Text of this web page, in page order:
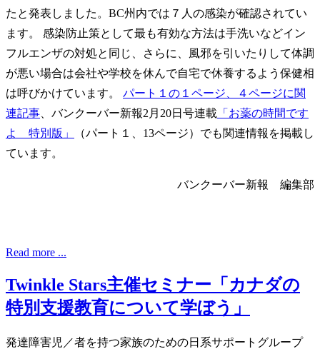
たと発表しました。BC州内では７人の感染が確認されてい
ます。 感染防止策として最も有効な方法は手洗いなどイン
フルエンザの対処と同じ、さらに、風邪を引いたりして体調
が悪い場合は会社や学校を休んで自宅で休養するよう保健相
は呼びかけています。 パート１の１ページ、４ページに関
連記事 、バンクーバー新報2月20日号連載 「お薬の時間です
よ 特別版」
（パート１、13ページ）でも関連情報を掲載し
ています。
バンクーバー新報 編集部
Read more ...
Twinkle Stars主催セミナー「カナダの
特別支援教育について学ぼう」
発達障害児／者を持つ家族のための日系サポートグループ